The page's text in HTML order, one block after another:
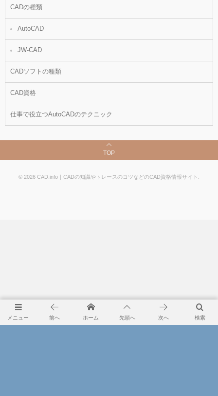
CADの種類
AutoCAD
JW-CAD
CADソフトの種類
CAD資格
仕事で役立つAutoCADのテクニック
TOP
© 2026 CAD.info｜CADの知識やトレースのコツなどのCAD資格情報サイト .
メニュー 検索
前へ ホーム 先頭へ 次へ